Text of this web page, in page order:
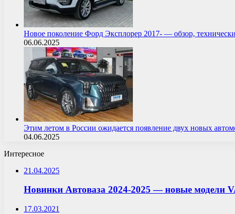
Новое поколение Форд Эксплорер 2017- — обзор,
06.06.2025
Этим летом в России ожидается появление двух новых
04.06.2025
Интересное
21.04.2025
Новинки Автоваза 2024-2025 — новые модели
17.03.2021